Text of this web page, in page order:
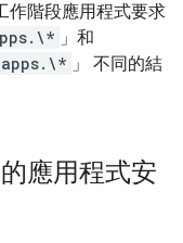
作階段應用程式要求
」和
」 不同的結
應用程式安